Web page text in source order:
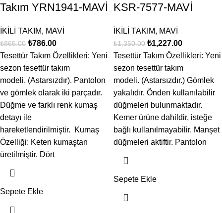
Takım YRN1941-MAVİ
İKİLİ TAKIM, MAVİ
₺865.00 ₺786.00
Tesettür Takım Özellikleri: Yeni
sezon tesettür takım
modeli. (Astarsızdır). Pantolon
ve gömlek olarak iki parçadır.
Düğme ve farklı renk kumaş
detayı ile
hareketlendirilmiştir. Kumaş
Özelliği: Keten kumaştan
üretilmiştir. Dört
Sepete Ekle
KSR-7577-MAVİ
İKİLİ TAKIM, MAVİ
₺1,350.00 ₺1,227.00
Tesettür Takım Özellikleri: Yeni
sezon tesettür takım
modeli. (Astarsızdır.) Gömlek
yakalıdır. Önden kullanılabilir
düğmeleri bulunmaktadır.
Kemer ürüne dahildir, isteğe
bağlı kullanılmayabilir. Manşet
düğmeleri aktiftir. Pantolon
Sepete Ekle